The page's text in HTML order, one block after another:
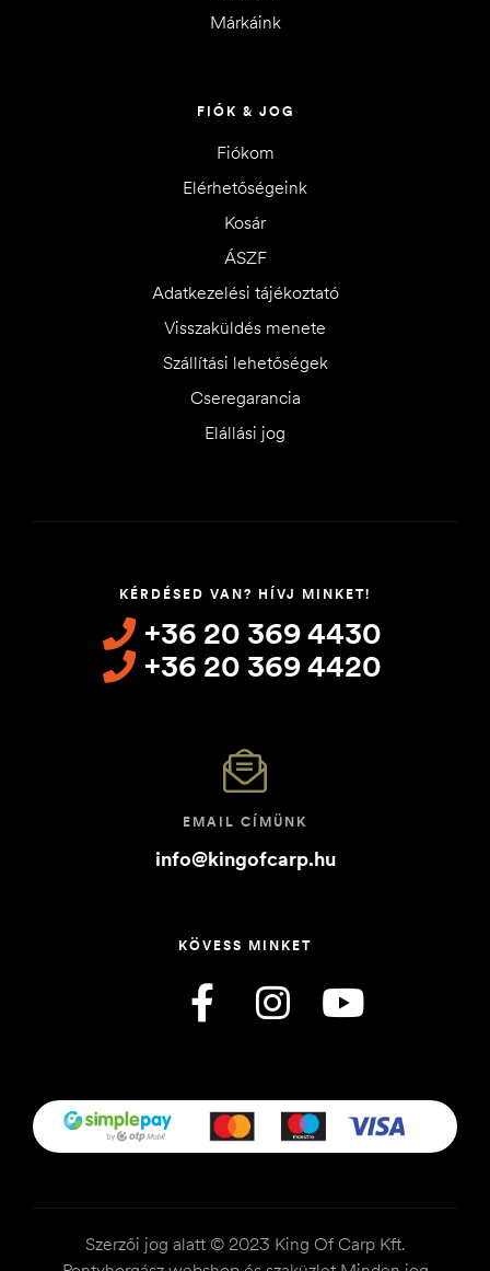
Márkáink
FIÓK & JOG
Fiókom
Elérhetőségeink
Kosár
ÁSZF
Adatkezelési tájékoztató
Visszaküldés menete
Szállítási lehetőségek
Cseregarancia
Elállási jog
KÉRDÉSED VAN? HÍVJ MINKET!
+36 20 369 4430
+36 20 369 4420
EMAIL CÍMÜNK
info@kingofcarp.hu
KÖVESS MINKET
Szerzői jog alatt © 2023 King Of Carp Kft.